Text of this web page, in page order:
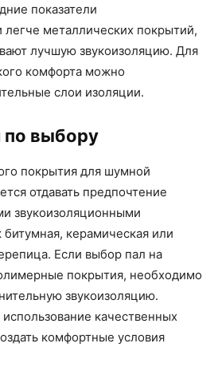
показатели
металлических покрытий,
лучшую звукоизоляцию. Для
комфорта можно
слои изоляции.
по выбору
покрытия для шумной
отдавать предпочтение
звукоизоляционными
битумная, керамическая или
Если выбор пал на
покрытия, необходимо
звукоизоляцию.
качественных
комфортные условия